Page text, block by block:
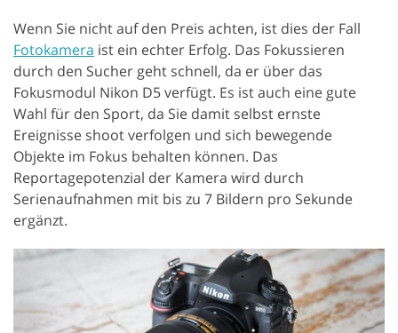
Wenn Sie nicht auf den Preis achten, ist dies der Fall
Fotokamera ist ein echter Erfolg. Das Fokussieren
durch den Sucher geht schnell, da er über das
Fokusmodul Nikon D5 verfügt. Es ist auch eine gute
Wahl für den Sport, da Sie damit selbst ernste
Ereignisse shoot verfolgen und sich bewegende
Objekte im Fokus behalten können. Das
Reportagepotenzial der Kamera wird durch
Serienaufnahmen mit bis zu 7 Bildern pro Sekunde
ergänzt.